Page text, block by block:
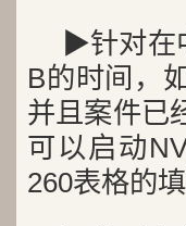
▶针对在
B的时间，
并且案件已
可以启动
260表格的